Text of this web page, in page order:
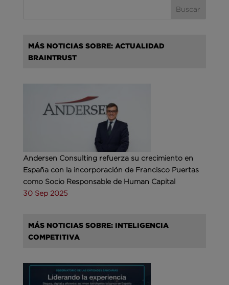
MÁS NOTICIAS SOBRE: ACTUALIDAD
BRAINTRUST
Andersen Consulting refuerza su crecimiento en
España con la incorporación de Francisco Puertas
como Socio Responsable de Human Capital
30 Sep 2025
MÁS NOTICIAS SOBRE: INTELIGENCIA
COMPETITIVA